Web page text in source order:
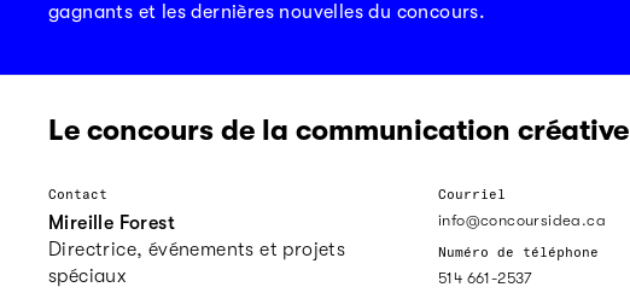
gagnants et les dernières nouvelles du concours.
Le concours de la communication créative
Contact
Mireille Forest
Directrice, événements et projets
spéciaux
Courriel
info@concoursidea.ca
Numéro de téléphone
514 661-2537